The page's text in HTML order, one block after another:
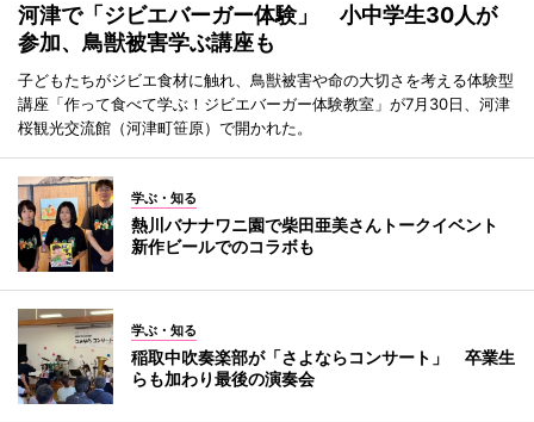
河津で「ジビエバーガー体験」 小中学生30人が
参加、鳥獣被害学ぶ講座も
子どもたちがジビエ食材に触れ、鳥獣被害や命の大切さを考える体験型
講座「作って食べて学ぶ！ジビエバーガー体験教室」が7月30日、河津
桜観光交流館（河津町笹原）で開かれた。
学ぶ・知る
熱川バナナワニ園で柴田亜美さんトークイベント
新作ビールでのコラボも
学ぶ・知る
稲取中吹奏楽部が「さよならコンサート」 卒業生
らも加わり最後の演奏会